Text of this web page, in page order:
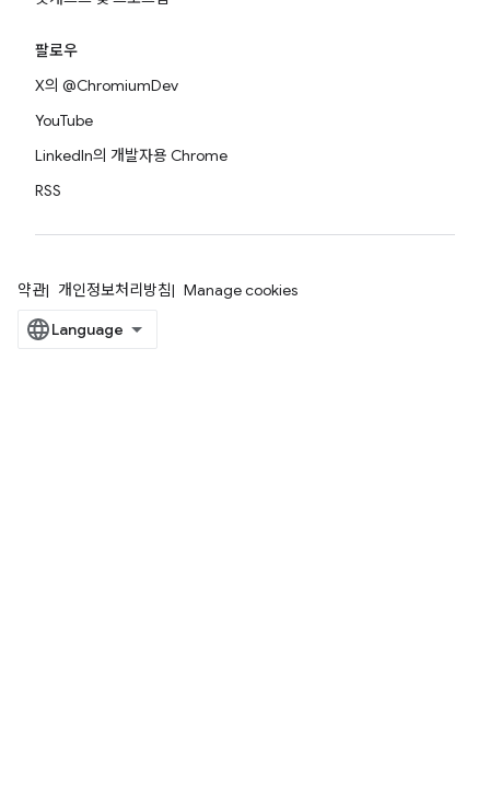
팔로우
X의 @ChromiumDev
YouTube
LinkedIn의 개발자용 Chrome
RSS
약관 개인정보처리방침 Manage cookies